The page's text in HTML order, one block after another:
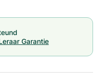
Garantie